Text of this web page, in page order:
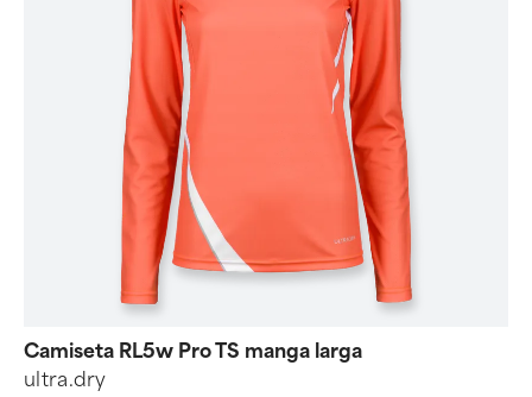
Camiseta RL5w Pro TS manga larga
ultra.dry